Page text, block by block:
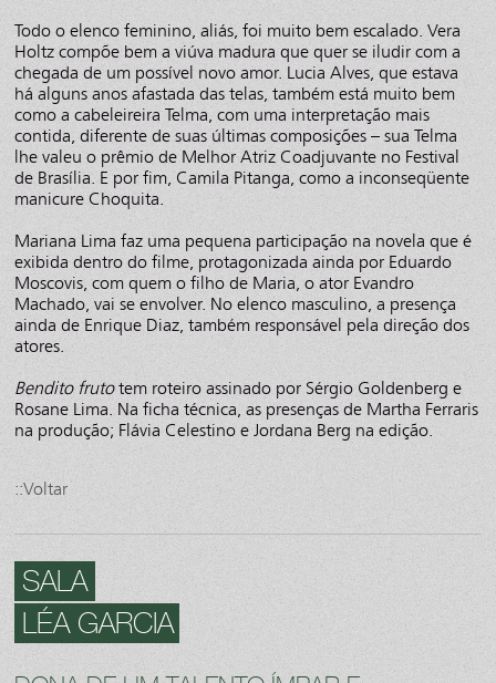
Todo o elenco feminino, aliás, foi muito bem escalado. Vera
Holtz compõe bem a viúva madura que quer se iludir com a
chegada de um possível novo amor. Lucia Alves, que estava
há alguns anos afastada das telas, também está muito bem
como a cabeleireira Telma, com uma interpretação mais
contida, diferente de suas últimas composições – sua Telma
lhe valeu o prêmio de Melhor Atriz Coadjuvante no Festival
de Brasília. E por fim, Camila Pitanga, como a inconseqüente
manicure Choquita.
Mariana Lima faz uma pequena participação na novela que é
exibida dentro do filme, protagonizada ainda por Eduardo
Moscovis, com quem o filho de Maria, o ator Evandro
Machado, vai se envolver. No elenco masculino, a presença
ainda de Enrique Diaz, também responsável pela direção dos
atores.
Bendito frutotem roteiro assinado por Sérgio Goldenberg e
Rosane Lima. Na ficha técnica, as presenças de Martha Ferraris
na produção; Flávia Celestino e Jordana Berg na edição.
::Voltar
SALA
LÉA GARCIA